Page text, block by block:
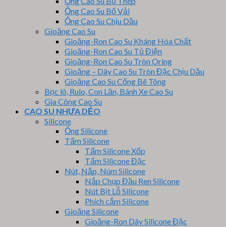
Ống Cao Su Bố Vải
Ống Cao Su Chịu Dầu
Gioăng Cao Su
Gioăng-Ron Cao Su Kháng Hóa Chất
Gioăng-Ron Cao Su Tủ Điện
Gioăng-Ron Cao Su Tròn Oring
Gioăng – Dây Cao Su Tròn Đặc Chịu Dầu
Gioăng Cao Su Cống Bê Tông
Bọc lô, Rulo, Con Lăn, Bánh Xe Cao Su
Gia Công Cao Su
CAO SU NHỰA DẺO
Silicone
Ống Silicone
Tấm Silicone
Tấm Silicone Xốp
Tấm Silicone Đặc
Nút, Nắp, Núm Silicone
Nắp Chụp Đầu Ren Silicone
Nút Bịt Lỗ Silicone
Phích cắm Silicone
Gioăng Silicone
Gioăng-Ron Dây Silicone Đặc